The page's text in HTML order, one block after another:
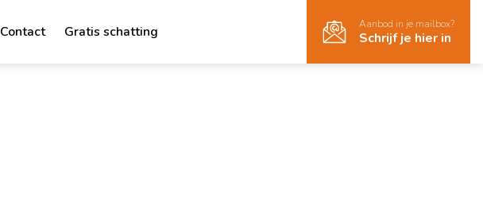
Contact Gratis schatting Aanbod in je mailbox?
Schrijf je hier in